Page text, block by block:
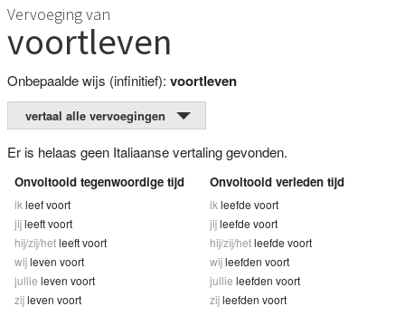
Vervoeging van
voortleven
Onbepaalde wijs (infinitief): voortleven
vertaal alle vervoegingen
Er is helaas geen Italiaanse vertaling gevonden.
Onvoltooid tegenwoordige tijd
ik leef voort
jijleeft voort
hij/zij/hetleeft voort
wijleven voort
jullie leven voort
zijleven voort
Onvoltooid verleden tijd
ik leefde voort
jijleefde voort
hij/zij/hetleefde voort
wijleefden voort
jullie leefden voort
zijleefden voort